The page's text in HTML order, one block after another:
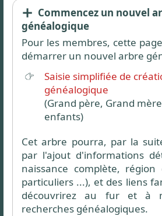
Commencez un nouvel
généalogique
Pour les membres, cette
démarrer un nouvel arbre
Saisie simplifiée de
généalogique
(Grand père, Grand
enfants)
Cet arbre pourra, par la
par l'ajout d'informations
naissance complète, région
particuliers ...), et des liens
découvrirez au fur et à
recherches généalogiques.